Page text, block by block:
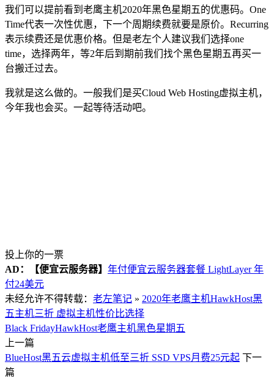
我们可以提前看到老鹰主机2020年黑色星期五的优惠码。One
Time代表一次性优惠，下一个周期续费就要是原价。Recurring
表示续费还是优惠价格。但是老左个人建议我们选择one
time，选择两年，等2年后到期前我们找个黑色星期五再买一
台搬迁过去。
我就是这么做的。一般我们是买Cloud Web Hosting虚拟主机，
今年我也会买。一起等待活动吧。
投上你的一票
AD：
【便宜云服务器】 年付便宜云服务器套餐 LightLayer 年
付24美元
未经允许不得转载： 老左笔记 » 2020年老鹰主机HawkHost黑
五主机三折 虚拟主机性价比选择
Black FridayHawkHost老鹰主机黑色星期五
上一篇
BlueHost黑五云虚拟主机低至三折 SSD VPS月费25元起 下一
篇